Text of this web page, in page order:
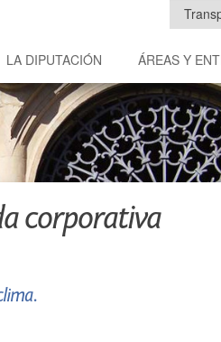
LA DIPUTACIÓN ÁREAS Y
corporativa